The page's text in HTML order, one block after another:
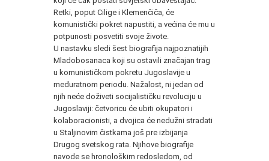
Retki, poput Cilige i Klemenčiča, će
komunistički pokret napustiti, a većina će mu u
potpunosti posvetiti svoje živote.
U nastavku sledi šest biografija najpoznatijih
Mladobosanaca koji su ostavili značajan trag
u komunističkom pokretu Jugoslavije u
međuratnom periodu. Nažalost, ni jedan od
njih neće doživeti socijalističku revoluciju u
Jugoslaviji: četvoricu će ubiti okupatori i
kolaboracionisti, a dvojica će nedužni stradati
u Staljinovim čistkama još pre izbijanja
Drugog svetskog rata. Njihove biografije
navode se hronološkim redosledom, od